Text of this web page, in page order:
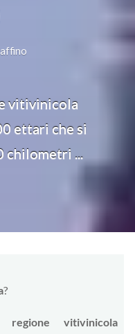
vitivinicola
ettari che si
chilometri ...
?
regione vitivinicola